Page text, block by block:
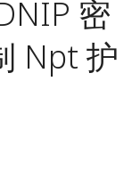
密
Npt 护